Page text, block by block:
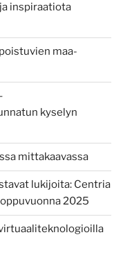
inspiraatiota
maa-
kyselyn
mittakaavassa
lukijoita: Centria
2025